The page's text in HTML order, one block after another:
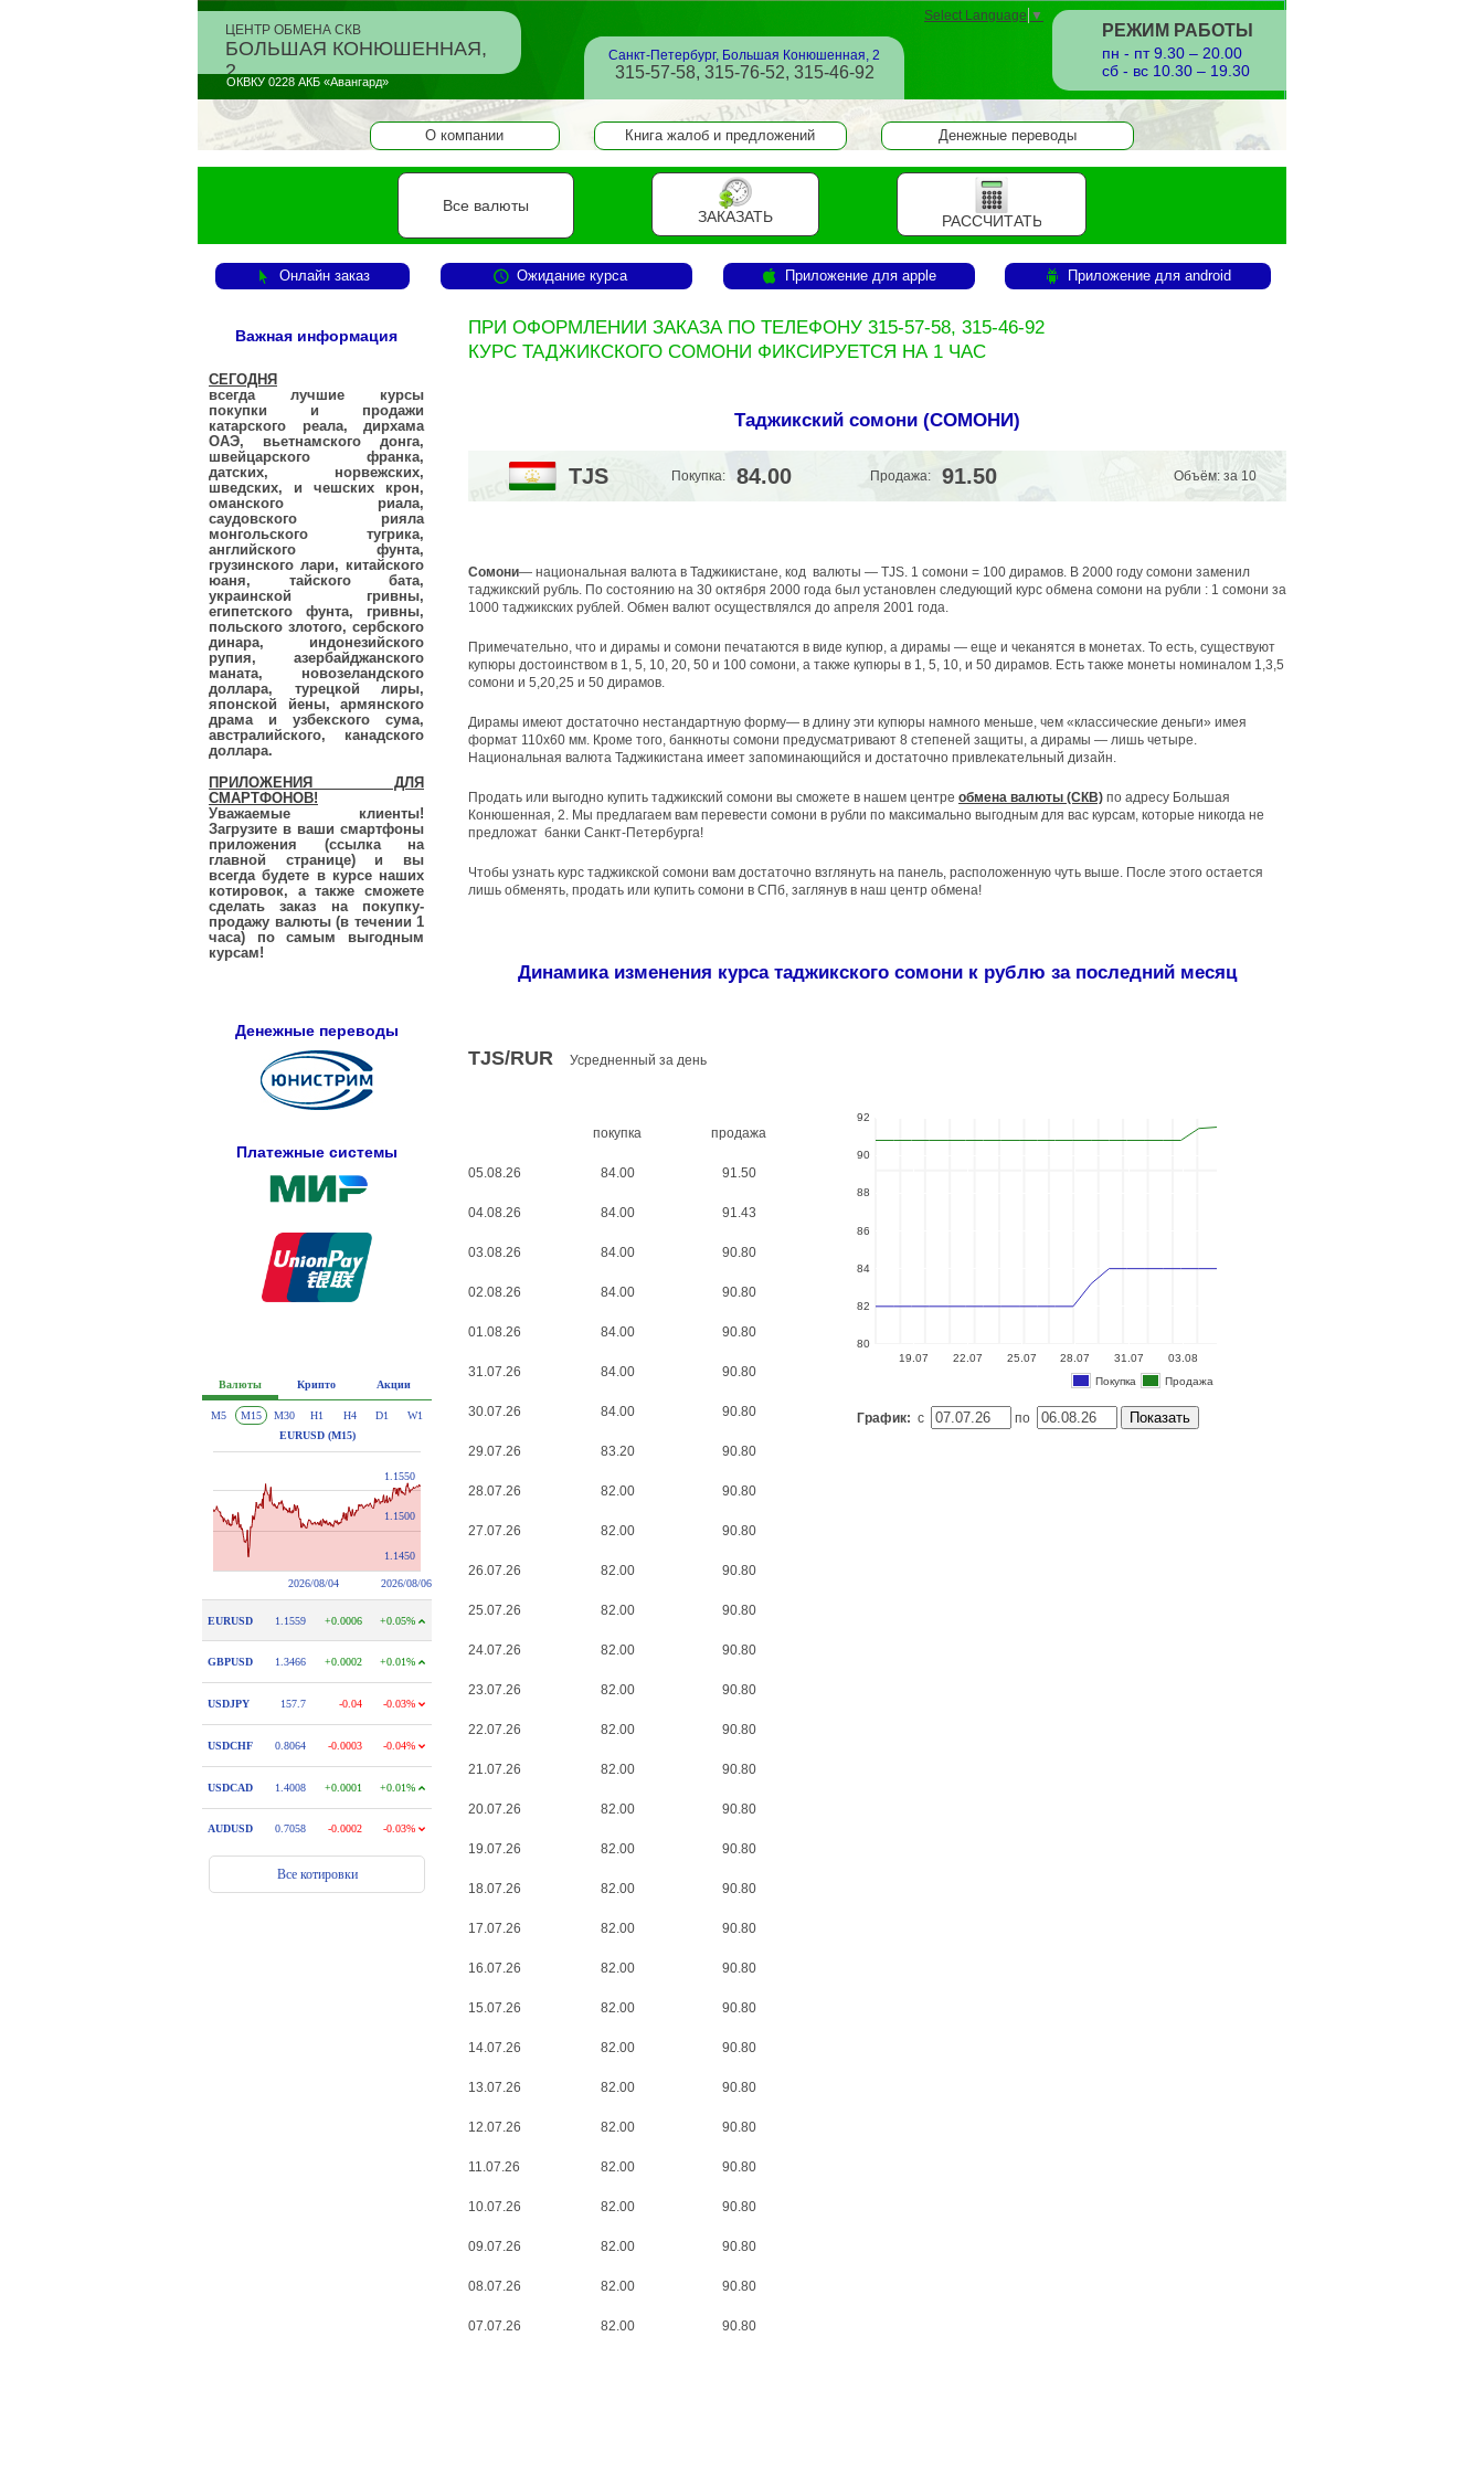
ЦЕНТР ОБМЕНА СКВ
БОЛЬШАЯ КОНЮШЕННАЯ,
2
ОКВКУ 0228 АКБ «Авангард»
Санкт-Петербург, Большая Конюшенная, 2
315-57-58, 315-76-52, 315-46-92
РЕЖИМ РАБОТЫ
пн - пт 9.30 – 20.00
сб - вс 10.30 – 19.30
О компании Книга жалоб и предложений Денежные переводы
Select Language ▼
Все валюты
ЗАКАЗАТЬ РАССЧИТАТЬ
Онлайн заказ Ожидание курса Приложение для apple Приложение для android
Важная информация
СЕГОДНЯ
всегда лучшие курсы
покупки и продажи
катарского реала, дирхама
ОАЭ, вьетнамского донга,
швейцарского франка,
датских, норвежских,
шведских, и чешских крон,
оманского риала,
саудовского рияла
монгольского тугрика,
английского фунта,
грузинского лари, китайского
юаня, тайского бата,
украинской гривны,
египетского фунта, гривны,
польского злотого, сербского
динара, индонезийского
рупия, азербайджанского
маната, новозеландского
доллара, турецкой лиры,
японской йены, армянского
драма и узбекского сума,
австралийского, канадского
доллара.
ПРИЛОЖЕНИЯ ДЛЯ
СМАРТФОНОВ!
Уважаемые клиенты!
Загрузите в ваши смартфоны
приложения (ссылка на
главной странице) и вы
всегда будете в курсе наших
котировок, а также сможете
сделать заказ на покупку-
продажу валюты (в течении 1
часа) по самым выгодным
курсам!
Денежные переводы
Платежные системы
ПРИ ОФОРМЛЕНИИ ЗАКАЗА ПО ТЕЛЕФОНУ 315-57-58, 315-46-92
КУРС ТАДЖИКСКОГО СОМОНИ ФИКСИРУЕТСЯ НА 1 ЧАС
Таджикский сомони (СОМОНИ)
TJS Покупка: 84.00 Продажа: 91.50 Объём: за 10
Сомони— национальная валюта в Таджикистане, код валюты — TJS. 1 сомони = 100 дирамов. В 2000 году сомони заменил
таджикский рубль. По состоянию на 30 октября 2000 года был установлен следующий курс обмена сомони на рубли : 1 сомони за
1000 таджикских рублей. Обмен валют осуществлялся до апреля 2001 года.
Примечательно, что и дирамы и сомони печатаются в виде купюр, а дирамы — еще и чеканятся в монетах. То есть, существуют
купюры достоинством в 1, 5, 10, 20, 50 и 100 сомони, а также купюры в 1, 5, 10, и 50 дирамов. Есть также монеты номиналом 1,3,5
сомони и 5,20,25 и 50 дирамов.
Дирамы имеют достаточно нестандартную форму— в длину эти купюры намного меньше, чем «классические деньги» имея
формат 110x60 мм. Кроме того, банкноты сомони предусматривают 8 степеней защиты, а дирамы — лишь четыре.
Национальная валюта Таджикистана имеет запоминающийся и достаточно привлекательный дизайн.
Продать или выгодно купить таджикский сомони вы сможете в нашем центре обмена валюты (СКВ) по адресу Большая
Конюшенная, 2. Мы предлагаем вам перевести сомони в рубли по максимально выгодным для вас курсам, которые никогда не
предложат банки Санкт-Петербурга!
Чтобы узнать курс таджикской сомони вам достаточно взглянуть на панель, расположенную чуть выше. После этого остается
лишь обменять, продать или купить сомони в СПб, заглянув в наш центр обмена!
Динамика изменения курса таджикского сомони к рублю за последний месяц
TJS/RUR Усредненный за день
покупка продажа
05.08.26 84.00 91.50
04.08.26 84.00 91.43
03.08.26 84.00 90.80
02.08.26 84.00 90.80
01.08.26 84.00 90.80
31.07.26 84.00 90.80
30.07.26 84.00 90.80
29.07.26 83.20 90.80
28.07.26 82.00 90.80
27.07.26 82.00 90.80
26.07.26 82.00 90.80
25.07.26 82.00 90.80
24.07.26 82.00 90.80
23.07.26 82.00 90.80
22.07.26 82.00 90.80
21.07.26 82.00 90.80
20.07.26 82.00 90.80
19.07.26 82.00 90.80
18.07.26 82.00 90.80
17.07.26 82.00 90.80
16.07.26 82.00 90.80
15.07.26 82.00 90.80
14.07.26 82.00 90.80
13.07.26 82.00 90.80
12.07.26 82.00 90.80
11.07.26 82.00 90.80
10.07.26 82.00 90.80
09.07.26 82.00 90.80
08.07.26 82.00 90.80
07.07.26 82.00 90.80
19.07 22.07 25.07 28.07 31.07 03.08
80
82
84
86
88
90
92
Покупка Продажа
График: с по Показать